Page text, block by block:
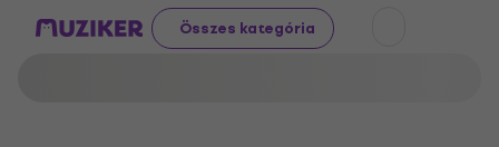
Összes kategória